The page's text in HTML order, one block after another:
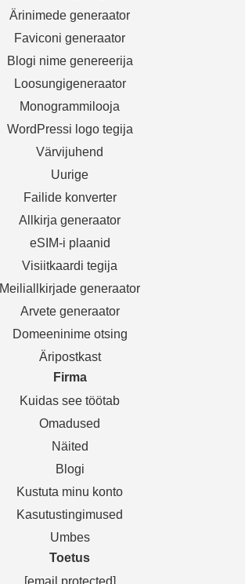
Ärinimede generaator
Faviconi generaator
Blogi nime genereerija
Loosungigeneraator
Monogrammilooja
WordPressi logo tegija
Värvijuhend
Uurige
Failide konverter
Allkirja generaator
eSIM-i plaanid
Visiitkaardi tegija
Meiliallkirjade generaator
Arvete generaator
Domeeninime otsing
Äripostkast
Firma
Kuidas see töötab
Omadused
Näited
Blogi
Kustuta minu konto
Kasutustingimused
Umbes
Toetus
[email protected]